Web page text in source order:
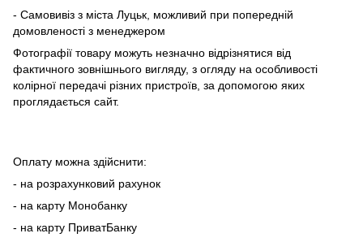
- Самовивіз з міста Луцьк, можливий при попередній
домовленості з менеджером
Фотографії товару можуть незначно відрізнятися від
фактичного зовнішнього вигляду, з огляду на особливості
колірної передачі різних пристроїв, за допомогою яких
проглядається сайт.
Оплату можна здійснити:
- на розрахунковий рахунок
- на карту Монобанку
- на карту ПриватБанку